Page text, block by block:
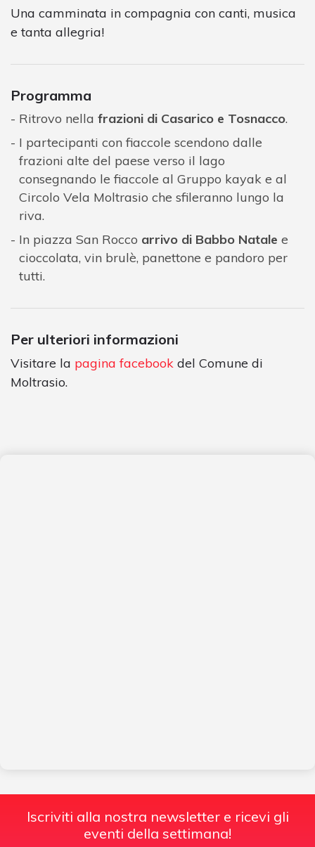
Una camminata in compagnia con canti, musica
e tanta allegria!
Programma
Ritrovo nella frazioni di Casarico e Tosnacco.
I partecipanti con fiaccole scendono dalle
frazioni alte del paese verso il lago
consegnando le fiaccole al Gruppo kayak e al
Circolo Vela Moltrasio che sfileranno lungo la
riva.
In piazza San Rocco arrivo di Babbo Natale e
cioccolata, vin brulè, panettone e pandoro per
tutti.
Per ulteriori informazioni
Visitare la pagina facebook del Comune di
Moltrasio.
Iscriviti alla nostra newsletter e ricevi gli
eventi della settimana!